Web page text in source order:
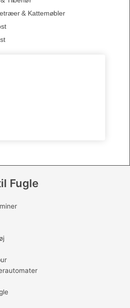
& Kattemøbler
Fugle